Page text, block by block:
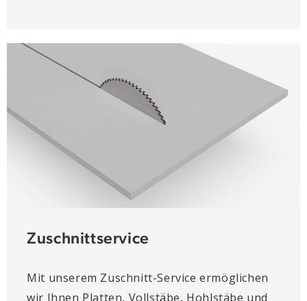
Zuschnittservice
Mit unserem Zuschnitt-Service ermöglichen
wir Ihnen Platten, Vollstäbe, Hohlstäbe und